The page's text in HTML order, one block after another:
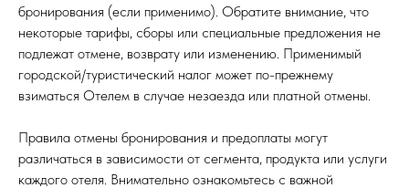
бронирования (если применимо). Обратите внимание, что
некоторые тарифы, сборы или специальные предложения не
подлежат отмене, возврату или изменению. Применимый
городской/туристический налог может по-прежнему
взиматься Отелем в случае незаезда или платной отмены.
Правила отмены бронирования и предоплаты могут
различаться в зависимости от сегмента, продукта или услуги
каждого отеля. Внимательно ознакомьтесь с важной